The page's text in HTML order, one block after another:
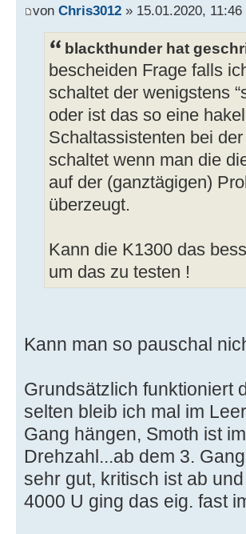
von Chris3012 » 15.01.2020, 11:46
blackthunder hat
bescheiden Frage falls
schaltet der wenigstens
oder ist das so eine
Schaltassistenten bei
schaltet wenn man die
auf der (ganztägigen)
überzeugt.
Kann die K1300 das
um das zu testen !
Kann man so pauschal
Grundsätzlich funktioniert
selten bleib ich mal im
Gang hängen, Smoth ist
Drehzahl...ab dem 3.
sehr gut, kritisch ist ab
4000 U ging das eig. fast